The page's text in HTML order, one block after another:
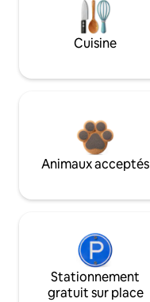
Cuisine
Animaux acceptés
Stationnement
gratuit sur place